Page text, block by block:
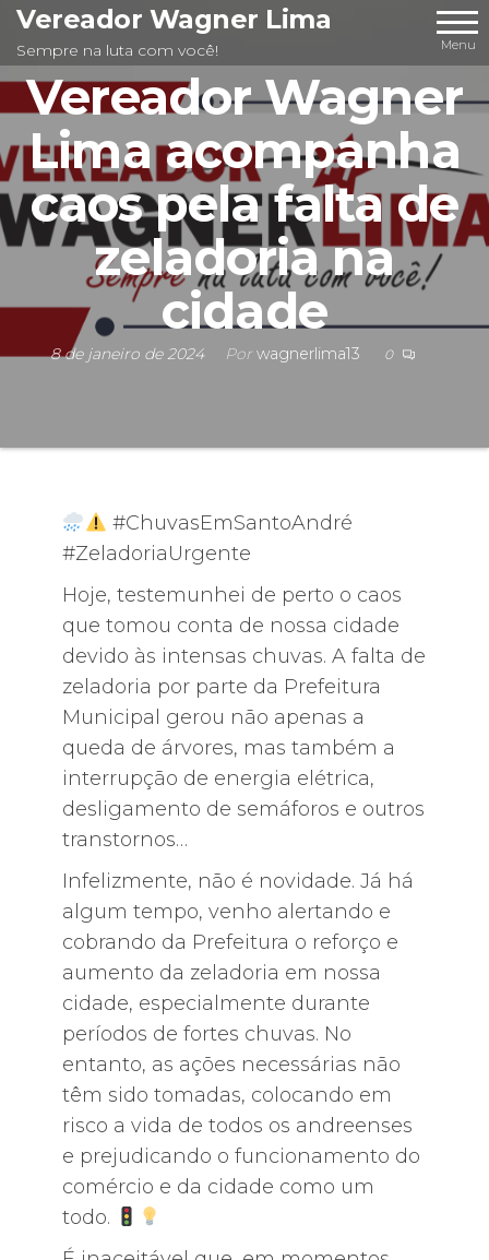
Pular
para
o
conteúdo
Vereador Wagner Lima
Sempre na luta com você! Menu
Vereador Wagner
Lima acompanha
caos pela falta de
zeladoria na
cidade
8 de janeiro de 2024 Porwagnerlima13 0
#ChuvasEmSantoAndré
#ZeladoriaUrgente
Hoje, testemunhei de perto o caos
que tomou conta de nossa cidade
devido às intensas chuvas. A falta de
zeladoria por parte da Prefeitura
Municipal gerou não apenas a
queda de árvores, mas também a
interrupção de energia elétrica,
desligamento de semáforos e outros
transtornos…
Infelizmente, não é novidade. Já há
algum tempo, venho alertando e
cobrando da Prefeitura o reforço e
aumento da zeladoria em nossa
cidade, especialmente durante
períodos de fortes chuvas. No
entanto, as ações necessárias não
têm sido tomadas, colocando em
risco a vida de todos os andreenses
e prejudicando o funcionamento do
comércio e da cidade como um
todo.